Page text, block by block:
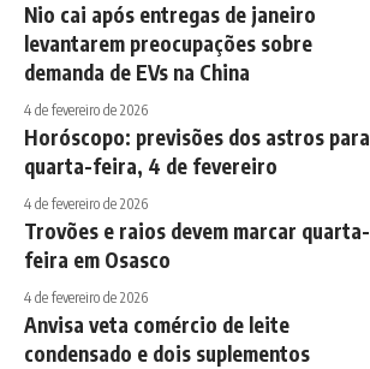
Nio cai após entregas de janeiro
levantarem preocupações sobre
demanda de EVs na China
4 de fevereiro de 2026
Horóscopo: previsões dos astros para
quarta-feira, 4 de fevereiro
4 de fevereiro de 2026
Trovões e raios devem marcar quarta-
feira em Osasco
4 de fevereiro de 2026
Anvisa veta comércio de leite
condensado e dois suplementos